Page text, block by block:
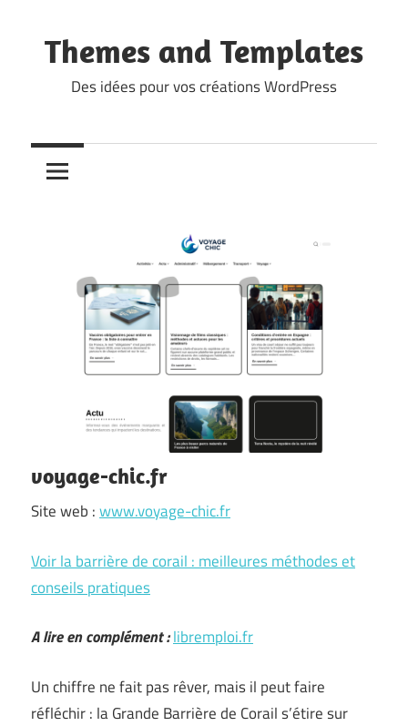
content
Themes and Templates
Des idées pour vos créations WordPress
voyage-chic.fr
Site web :www.voyage-chic.fr
Voir la barrière de corail : meilleures méthodes et
conseils pratiques
A lire en complément :libremploi.fr
Un chiffre ne fait pas rêver, mais il peut faire
réfléchir : la Grande Barrière de Corail s’étire sur